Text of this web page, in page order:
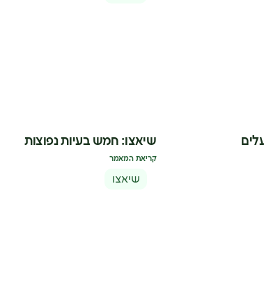
שיאצו: חמש בעיות נפוצות
קריאת המאמר
שיאצו